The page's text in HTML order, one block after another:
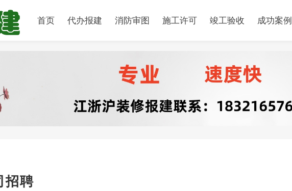
首页 代办报建 消防审图 施工许可 竣工验收 成功案例
招聘